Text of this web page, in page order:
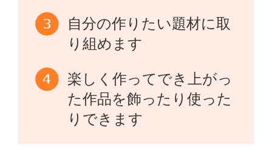
自分の作りたい題材に取
り組めます
楽しく作ってでき上がっ
た作品を飾ったり使った
りできます